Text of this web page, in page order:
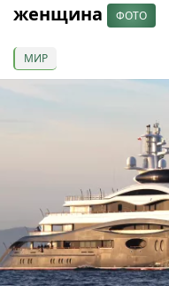
женщина
ФОТО
МИР